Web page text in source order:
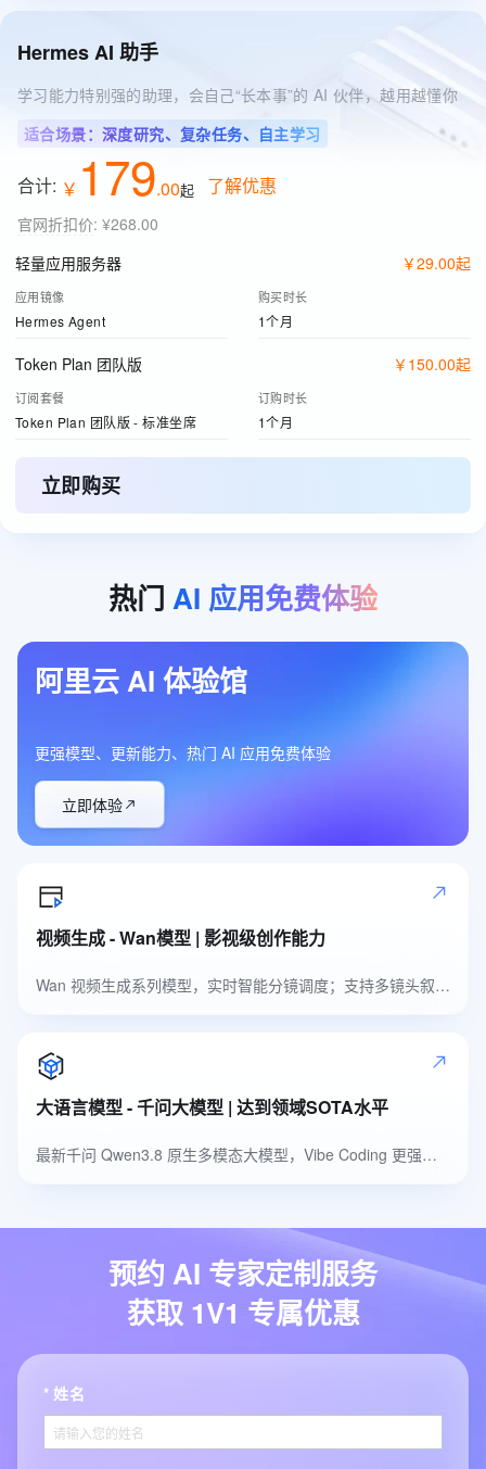
Hermes AI 助手
学习能力特别强的助理，会自己“长本事”的 AI 伙伴，越用越懂你
适合场景：深度研究、复杂任务、自主学习
合计: ￥ 179.00起 了解优惠
官网折扣价: ¥268.00
轻量应用服务器
￥29.00起
应用镜像
Hermes Agent
购买时长
1个月
Token Plan 团队版 ￥ 150.00起
订阅套餐
Token Plan 团队版 - 标准坐席
订购时长
1个月
立即购买
热门 AI 应用免费体验
阿里云 AI 体验馆
更强模型、更新能力、热门 AI 应用免费体验
立即体验
视频生成 - Wan模型 | 影视级创作能力
Wan 视频生成系列模型，实时智能分镜调度；支持多镜头叙事，自然高品质音色
大语言模型 - 千问大模型 | 达到领域SOTA水平
最新千问 Qwen3.8 原生多模态大模型，Vibe Coding 更强，多模态识别更准
预约 AI 专家定制服务
获取 1V1 专属优惠
姓名